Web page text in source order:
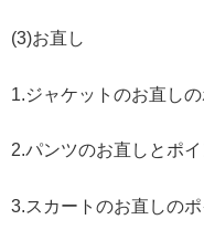
(3)お直し
1.ジャケットのお直しの
2.パンツのお直しとポイ
3.スカートのお直しのポ